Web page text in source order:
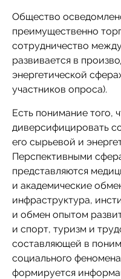
Общество
преимущественно
сотрудничество
развивается в
энергетической
участников опроса).
Есть понимание того,
диверсифицировать
его сырьевой и
Перспективными
представляются
и академические
инфраструктура,
и обмен опытом
и спорт, туризм и
составляющей в
социального феномена
формируется